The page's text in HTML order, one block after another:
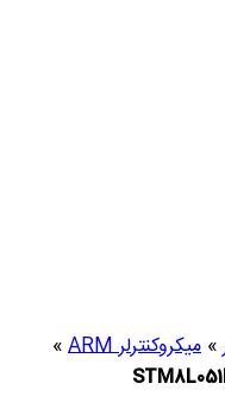
» میکروکنترلر ARM
»